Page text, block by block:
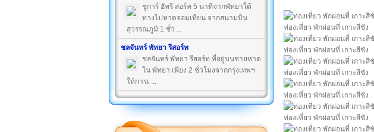
ชูการ์ ฮัทรี สอร์ท 5 นาทีจากพัทยาใต้
ทางไปหาดจอมเทียน จากสนามบิน
สุวรรณภูมิ 1 ชั่ว ...
ชลจันทร์ พัทยา รีสอร์ท
ชลจันทร์ พัทยา รีสอร์ท ที่อยู่บนชายหาด
ใน พัทยา เพียง 2 ชั่วโมงจากกรุงเทพฯ
ให้การเ ...
ท่องเที่ยว พักผ่อนที่ เกาะสีชัง
ท่องเที่ยว พักผ่อนที่ เกาะสีชัง
ท่องเที่ยว พักผ่อนที่ เกาะสีชัง
ท่องเที่ยว พักผ่อนที่ เกาะสีชัง
ท่องเที่ยว พักผ่อนที่ เกาะสีชัง